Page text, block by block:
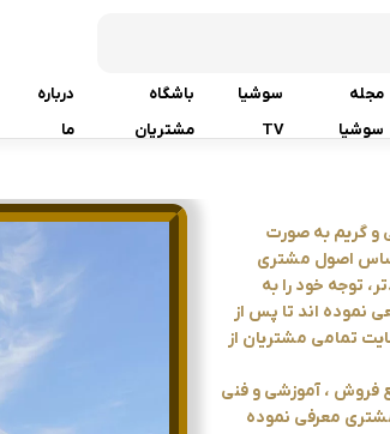
مجله
سوشیا
سوشیا
TV
باشگاه
مشتریان
درباره
ما
محصولات آرایشی و گریم به صورت
اصول مشتری
توجه خود را به
نموده اند تا پس از
تمامی مشتریان از
فروش ، آموزشی و فنی
معرفی نموده